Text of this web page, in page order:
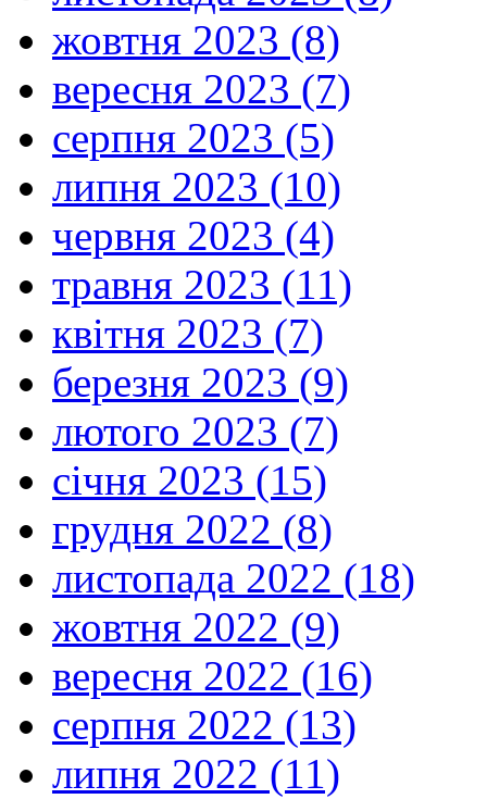
жовтня 2023 (8)
вересня 2023 (7)
серпня 2023 (5)
липня 2023 (10)
червня 2023 (4)
травня 2023 (11)
квітня 2023 (7)
березня 2023 (9)
лютого 2023 (7)
січня 2023 (15)
грудня 2022 (8)
листопада 2022 (18)
жовтня 2022 (9)
вересня 2022 (16)
серпня 2022 (13)
липня 2022 (11)